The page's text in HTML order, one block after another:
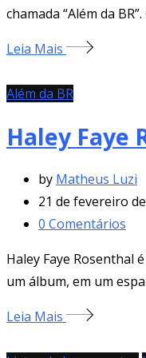
chamada “Além da
Leia Mais
Além da BR
Haley Faye
by Matheus Luzi
21 de fevereiro
0 Comentários
Haley Faye Rosenthal
um álbum, em um
Leia Mais